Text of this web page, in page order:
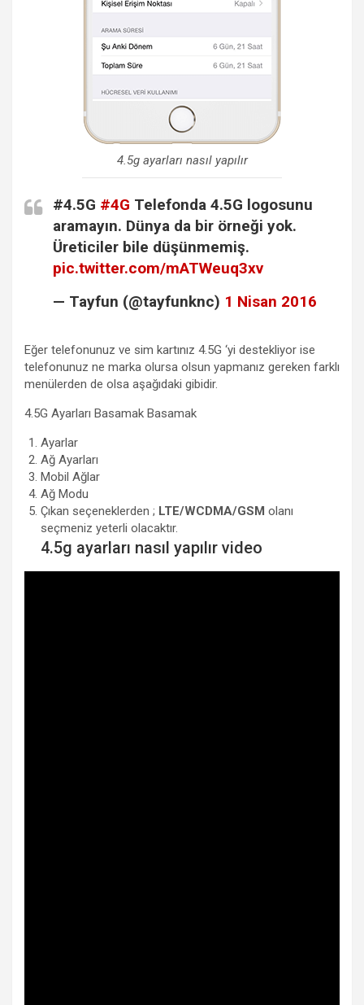
4.5g ayarları nasıl yapılır
#4.5G #4G Telefonda 4.5G logosunu
aramayın. Dünya da bir örneği yok.
Üreticiler bile düşünmemiş.
pic.twitter.com/mATWeuq3xv
— Tayfun (@tayfunknc) 1 Nisan 2016
Eğer telefonunuz ve sim kartınız 4.5G ‘yi destekliyor ise
telefonunuz ne marka olursa olsun yapmanız gereken farklı
menülerden de olsa aşağıdaki gibidir.
4.5G Ayarları Basamak Basamak
Ayarlar
Ağ Ayarları
Mobil Ağlar
Ağ Modu
Çıkan seçeneklerden ; LTE/WCDMA/GSM olanı
seçmeniz yeterli olacaktır.
4.5g ayarları nasıl yapılır video